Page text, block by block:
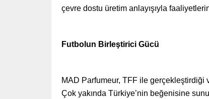
çevre dostu üretim anlayışıyla
Futbolun Birleştirici Gücü
MAD Parfumeur, TFF ile gerçekleştirdiği
Çok yakında Türkiye’nin beğenisine